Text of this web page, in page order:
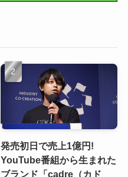
発売初日で売上1億円!
YouTube番組から生まれた
ブランド「cadre（カド